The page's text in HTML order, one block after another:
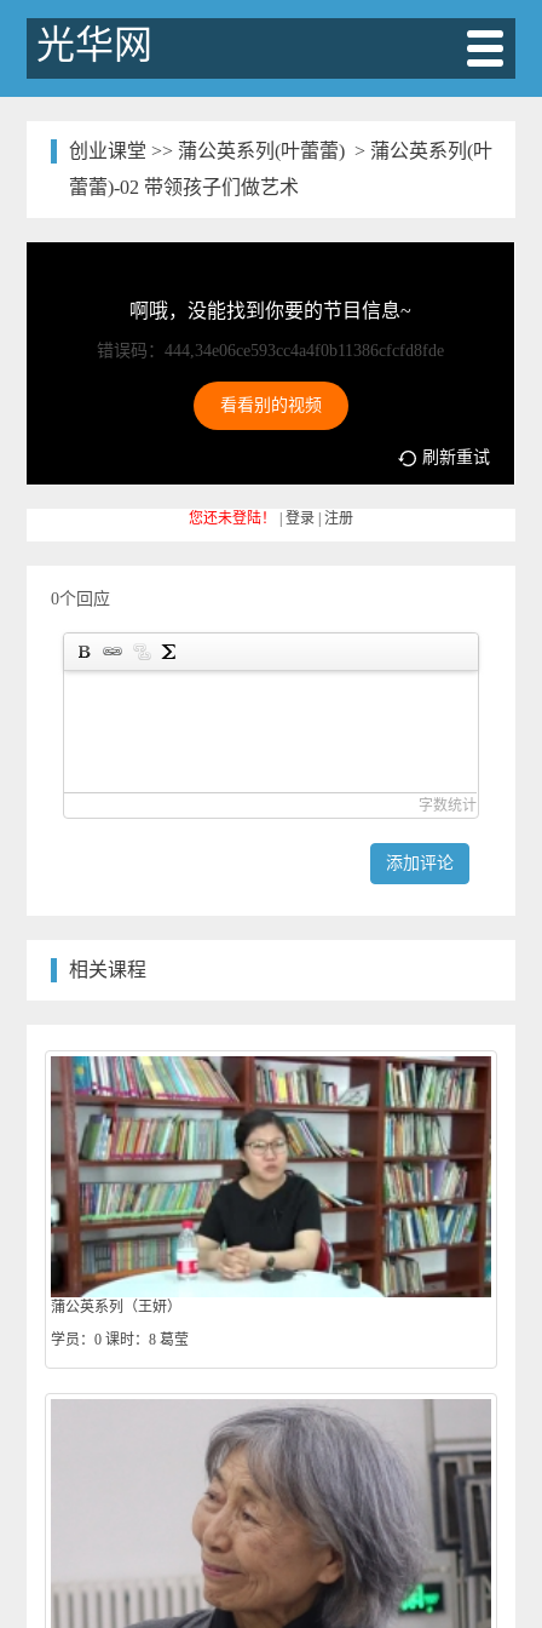
光华网
创业课堂 >>蒲公英系列(叶蕾蕾) > 蒲公英系列(叶
蕾蕾)-02 带领孩子们做艺术
啊哦，没能找到你要的节目信息~
错误码：444,34e06ce593cc4a4f0b11386cfcfd8fde
看看别的视频
刷新重试
您还未登陆！ 登录| 注册
0个回应
字数统计
添加评论
相关课程
蒲公英系列（王妍）
学员：0 课时：8 葛莹